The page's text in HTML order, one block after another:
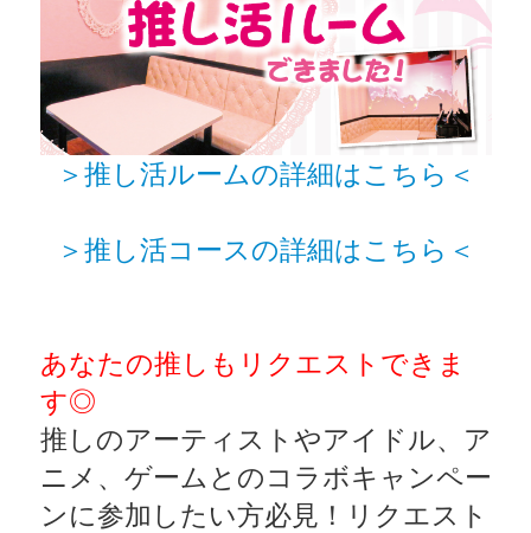
＞推し活ルームの詳細はこちら＜
＞推し活コースの詳細はこちら＜
あなたの推しもリクエストできま
す◎
推しのアーティストやアイドル、ア
ニメ、ゲームとのコラボキャンペー
ンに参加したい方必見！リクエスト